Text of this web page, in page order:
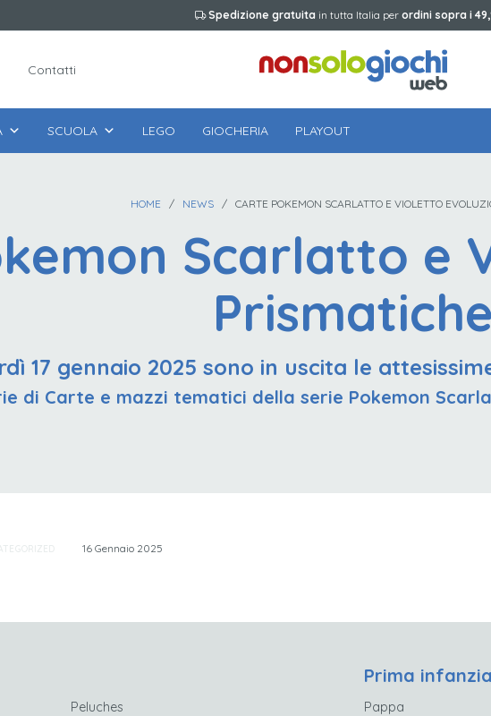
Spedizione gratuita in tutta Italia per ordini sopra i
Contatti
SCUOLA LEGO GIOCHERIA PLAYOUT
HOME / NEWS/ CARTE POKEMON SCARLATTO E VIOLETTO
Scarlatto e
Prismatiche
17 gennaio 2025 sono in uscita le
di Carte e mazzi tematici della serie Pokemon
16 Gennaio 2025
Peluches
Prima infanzia
Pappa